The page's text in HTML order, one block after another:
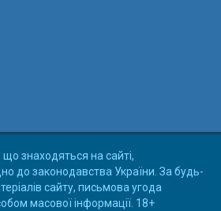
що знаходяться на сайті,
до законодавства України. За будь-
сайту, письмова угода
масової інформації. 18+